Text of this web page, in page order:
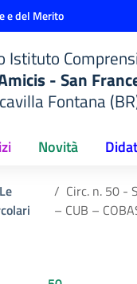
e del Merito
Istituto
- San
Fontana
Novità
Le
Circ. n. 50 -
– CUB –